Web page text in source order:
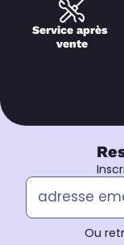
Service après
vente
Ou